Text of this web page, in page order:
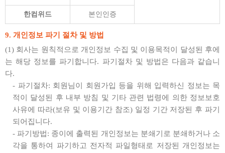
한컴위드 본인인증
9. 개인정보 파기 절차 및 방법
(1) 회사는 원칙적으로 개인정보 수집 및 이용목적이 달성된 후에
는 해당 정보를 파기합니다. 파기절차 및 방법은 다음과 같습니
다.
- 파기절차: 회원님이 회원가입 등을 위해 입력하신 정보는 목
적이 달성된 후 내부 방침 및 기타 관련 법령에 의한 정보보호
사유에 따라(보유 및 이용기간 참조) 일정 기간 저장된 후 파기
되어집니다.
- 파기방법: 종이에 출력된 개인정보는 분쇄기로 분쇄하거나 소
각을 통하여 파기하고 전자적 파일형태로 저장된 개인정보는